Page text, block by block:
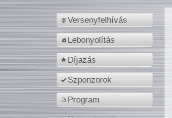
Versenyfelhívás
Lebonyolítás
Díjazás
Szponzorok
Program